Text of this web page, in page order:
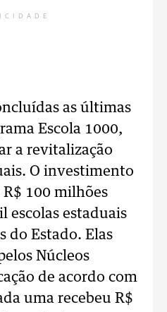
as últimas
Escola 1000,
a revitalização
O investimento
100 milhões
escolas estaduais
do Estado. Elas
Núcleos
de acordo com
uma recebeu R$